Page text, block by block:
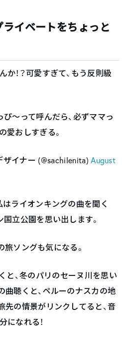
イベートをちょっと
！？可愛すぎて、もう反則級
〜って呼んだら、必ずママっ
愛おしすぎる。
ザイナー (@sachilenita)August
はライオンキングの曲を聞く
国立公園を思い出します。
旅ソングも気になる。
と、冬のパリのセーヌ川を思い
曲聴くと、ペルーのナスカの地
先の情景がリンクしてると、音
になれる！